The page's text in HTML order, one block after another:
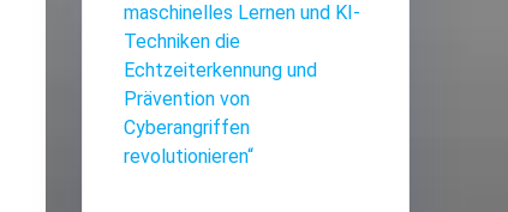
maschinelles Lernen und KI-
Techniken die
Echtzeiterkennung und
Prävention von
Cyberangriffen
revolutionieren“